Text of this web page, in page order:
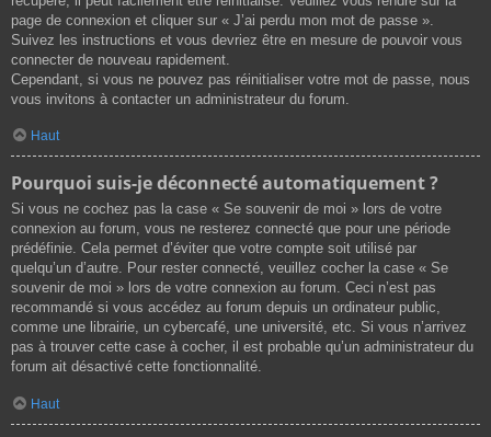
page de connexion et cliquer sur « J’ai perdu mon mot de passe ».
Suivez les instructions et vous devriez être en mesure de pouvoir vous
connecter de nouveau rapidement.
Cependant, si vous ne pouvez pas réinitialiser votre mot de passe, nous
vous invitons à contacter un administrateur du forum.
Haut
Pourquoi suis-je déconnecté automatiquement ?
Si vous ne cochez pas la case « Se souvenir de moi » lors de votre
connexion au forum, vous ne resterez connecté que pour une période
prédéfinie. Cela permet d’éviter que votre compte soit utilisé par
quelqu’un d’autre. Pour rester connecté, veuillez cocher la case « Se
souvenir de moi » lors de votre connexion au forum. Ceci n’est pas
recommandé si vous accédez au forum depuis un ordinateur public,
comme une librairie, un cybercafé, une université, etc. Si vous n’arrivez
pas à trouver cette case à cocher, il est probable qu’un administrateur du
forum ait désactivé cette fonctionnalité.
Haut